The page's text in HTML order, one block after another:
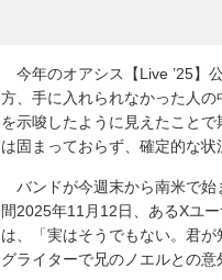
今年のオアシス【Live ’25】
方、手に入れられなかった人
を示唆したように見えたこと
は固まっておらず、確定的な状
バンドが今週末から南米で始
間2025年11月12日、あるXユ
は、「実はそうでもない。君
グライターで兄のノエルとの意